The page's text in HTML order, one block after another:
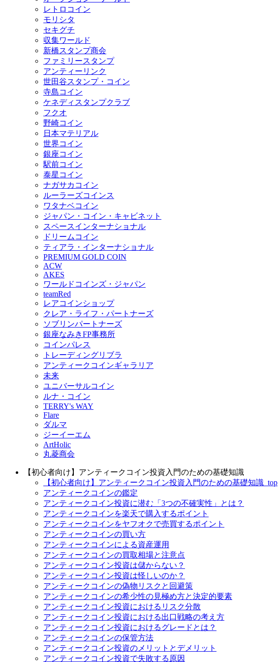
レトロコイン
モリシタ
セキグチ
収集ワールド
新橋スタンプ商会
ファミリースタンプ
アンティーリンク
世田谷スタンプ・コイン
寺島コイン
ケネディスタンプクラブ
フクオ
野崎コイン
日本マテリアル
世界コイン
銀座コイン
駅前コイン
泰星コイン
ナガサカコイン
ルーラーズコインス
ワタナベコイン
ジャパン・コイン・キャビネット
スペースインターナショナル
ドリームコイン
ティアラ・インターナショナル
PREMIUM GOLD COIN
ACW
AKES
ワールドコインズ・ジャパン
teamRed
レアコインショップ
クレア・ライフ・パートナーズ
ソブリンパートナーズ
銀座なみきFP事務所
コインパレス
トレーディングリブラ
アンティークコインギャラリア
未来
ユニバーサルコイン
ルナ・コイン
TERRY's WAY
Flare
ダルマ
ジーイーエム
ArtHolic
丸菱商会
【初心者向け】アンティークコイン投資入門のための基礎知識
【初心者向け】アンティークコイン投資入門のための基礎知識_top
アンティークコインの鑑定
アンティークコイン投資に潜む「3つの不確実性」とは？
アンティークコインを楽天で購入するポイント
アンティークコインをヤフオクで売買するポイント
アンティークコインの買い方
アンティークコインによる資産運用
アンティークコインの買取相場と注意点
アンティークコイン投資は儲からない？
アンティークコイン投資は怪しいのか？
アンティークコインの偽物リスクと回避策
アンティークコインの希少性の見極め方と決定的要素
アンティークコイン投資におけるリスク分散
アンティークコイン投資における出口戦略の考え方
アンティークコイン投資におけるグレードとは？
アンティークコインの保管方法
アンティークコイン投資のメリットとデメリット
アンティークコイン投資で失敗する原因